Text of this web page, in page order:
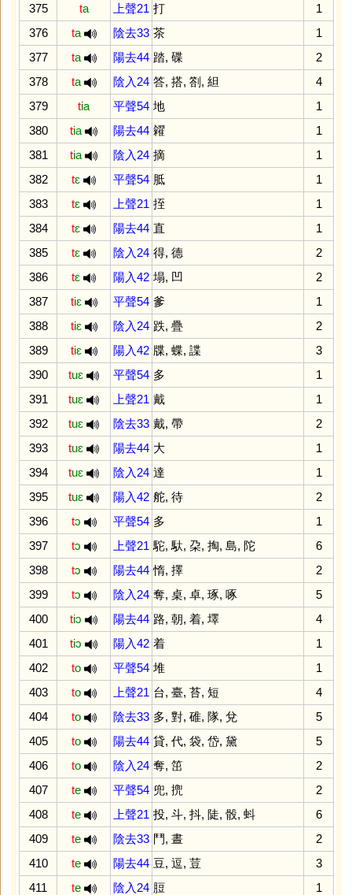
375
ta 上聲21 打
1
376
ta 陰去33 茶
1
377
ta 陽去44 踏, 碟
2
378
ta 陰入24 答, 搭, 劄 , 䋎
4
379
tia 平聲54 地
1
380
tia 陽去44 糴
1
381
tia 陰入24 摘
1
382
tɛ 平聲54 胝
1
383
tɛ 上聲21 挃
1
384
tɛ 陽去44 直
1
385
tɛ 陰入24 得, 德
2
386
tɛ 陽入42 塌, 凹
2
387
tiɛ 平聲54 爹
1
388
tiɛ 陰入24 跌, 疊
2
389
tiɛ 陽入42 牒, 蝶, 諜
3
390
tuɛ 平聲54 多
1
391
tuɛ 上聲21 戴
1
392
tuɛ 陰去33 戴, 帶
2
393
tuɛ 陽去44 大
1
394
tuɛ 陰入24 達
1
395
tuɛ 陽入42 舵, 待
2
396
tɔ 平聲54 多
1
397
tɔ 上聲21 駝, 馱, 朶, 掏, 島, 陀
6
398
tɔ 陽去44 惰, 擇
2
399
tɔ 陰入24 奪, 桌, 卓, 琢, 啄
5
400
tiɔ 陽去44 路, 朝, 着, 墿
4
401
tiɔ 陽入42 着
1
402
to 平聲54 堆
1
403
to 上聲21 台, 臺, 苔, 短
4
404
to 陰去33 多, 對, 碓, 隊, 兌
5
405
to 陽去44 貸, 代, 袋, 岱, 黛
5
406
to 陰入24 奪, 笜
2
407
te 平聲54 兜, 㨮
2
408
te 上聲21 投, 斗, 抖, 陡, 骰, 蚪
6
409
te 陰去33 鬥, 晝
2
410
te 陽去44 豆, 逗, 荳
3
411
te 陰入24 脰
1